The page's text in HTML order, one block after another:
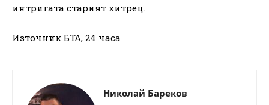
интригата старият хитрец.
Източник БТА, 24 часа
Николай Бареков